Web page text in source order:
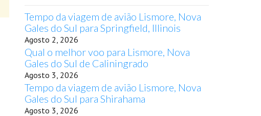
Tempo da viagem de avião Lismore, Nova
Gales do Sul para Springfield, Illinois
Agosto 2, 2026
Qual o melhor voo para Lismore, Nova
Gales do Sul de Caliningrado
Agosto 3, 2026
Tempo da viagem de avião Lismore, Nova
Gales do Sul para Shirahama
Agosto 3, 2026